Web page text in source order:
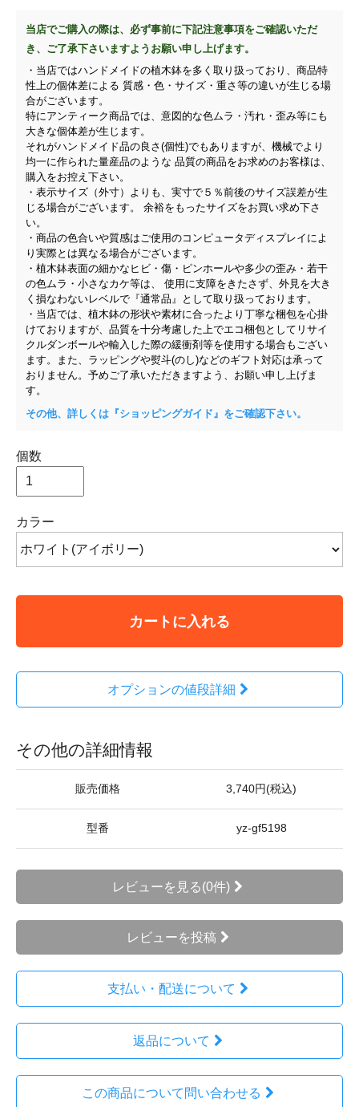
当店でご購入の際は、必ず事前に下記注意事項をご確認いただ
き、ご了承下さいますようお願い申し上げます。
・当店ではハンドメイドの植木鉢を多く取り扱っており、商品特
性上の個体差による 質感・色・サイズ・重さ等の違いが生じる場
合がございます。
特にアンティーク商品では、意図的な色ムラ・汚れ・歪み等にも
大きな個体差が生じます。
それがハンドメイド品の良さ(個性)でもありますが、機械でより
均一に作られた量産品のような 品質の商品をお求めのお客様は、
購入をお控え下さい。
・表示サイズ（外寸）よりも、実寸で５％前後のサイズ誤差が生
じる場合がございます。 余裕をもったサイズをお買い求め下さ
い。
・商品の色合いや質感はご使用のコンピュータディスプレイによ
り実際とは異なる場合がございます。
・植木鉢表面の細かなヒビ・傷・ピンホールや多少の歪み・若干
の色ムラ・小さなカケ等は、 使用に支障をきたさず、外見を大き
く損なわないレベルで『通常品』として取り扱っております。
・当店では、植木鉢の形状や素材に合ったより丁寧な梱包を心掛
けておりますが、品質を十分考慮した上でエコ梱包としてリサイ
クルダンボールや輸入した際の緩衝剤等を使用する場合もござい
ます。また、ラッピングや熨斗(のし)などのギフト対応は承って
おりません。予めご了承いただきますよう、お願い申し上げま
す。
その他、詳しくは『ショッピングガイド』をご確認下さい。
個数
カラー
カートに入れる
オプションの値段詳細
その他の詳細情報
販売価格 3,740円(税込)
型番 yz-gf5198
レビューを見る(0件)
レビューを投稿
支払い・配送について
返品について
この商品について問い合わせる